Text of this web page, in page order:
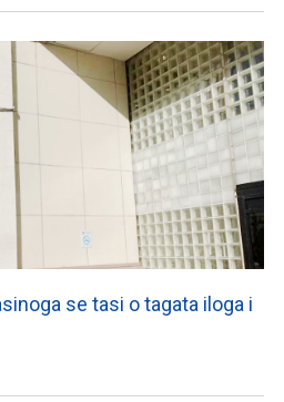
se tasi o tagata iloga i